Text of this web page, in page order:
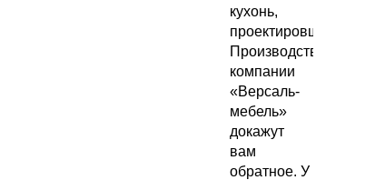
кухонь,
проектировщики
Производственной
компании
«Версаль-
мебель»
докажут
вам
обратное. У